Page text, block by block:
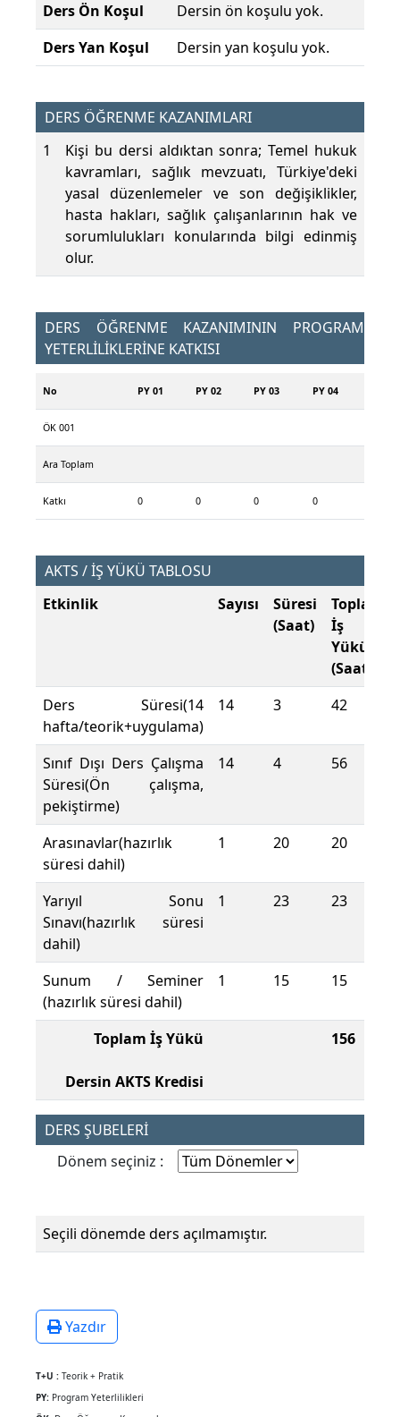
Ders Ön Koşul
Dersin ön koşulu yok.
Ders Yan Koşul
Dersin yan koşulu yok.
DERS ÖĞRENME KAZANIMLARI
1
Kişi bu dersi aldıktan sonra; Temel hukuk
kavramları, sağlık mevzuatı, Türkiye'deki
yasal düzenlemeler ve son değişiklikler,
hasta hakları, sağlık çalışanlarının hak ve
sorumlulukları konularında bilgi edinmiş
olur.
DERS ÖĞRENME KAZANIMININ PROGRAM
YETERLİLİKLERİNE KATKISI
No PY 01 PY 02 PY 03 PY 04
ÖK 001
Ara Toplam
Katkı 0 0 0 0
AKTS / İŞ YÜKÜ TABLOSU
Etkinlik
Sayısı
Süresi
(Saat)
Toplam
İş
Yükü
(Saat)
Ders Süresi(14
hafta/teorik+uygulama)
14 3 42
Sınıf Dışı Ders Çalışma
Süresi(Ön çalışma,
pekiştirme)
14 4 56
Arasınavlar(hazırlık
süresi dahil)
1 20 20
Yarıyıl Sonu
Sınavı(hazırlık süresi
dahil)
1 23 23
Sunum / Seminer
(hazırlık süresi dahil)
1 15 15
Toplam İş Yükü
Dersin AKTS Kredisi
156
DERS ŞUBELERİ
Dönem seçiniz :
Seçili dönemde ders açılmamıştır.
Yazdır
T+U : Teorik + Pratik
PY: Program Yeterlilikleri